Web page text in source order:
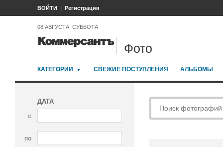
ВОЙТИ Регистрация
08 АВГУСТА, СУББОТА
Фото
КАТЕГОРИИ СВЕЖИЕ ПОСТУПЛЕНИЯ АЛЬБОМЫ
ДАТА
с
по